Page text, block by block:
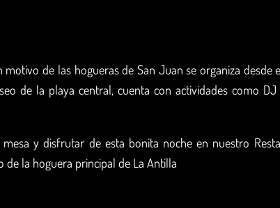
motivo de las hogueras de San Juan se organiza desde
de la playa central, cuenta con actividades como
y disfrutar de esta bonita noche en nuestro
de la hoguera principal de La Antilla